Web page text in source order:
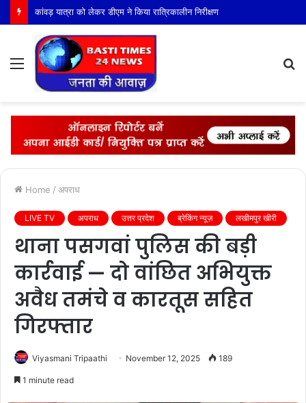
कांवड़ यात्रा को लेकर डीएम ने किया रात्रिकालीन निरीक्षण
Menu
Home / अपराध
LIVE TV अपराध उत्तर प्रदेश ब्रेकिंग न्यूज़ लखीमपुर खीरी
थाना पसगवां पुलिस की बड़ी
कार्रवाई — दो वांछित अभियुक्त
अवैध तमंचे व कारतूस सहित
गिरफ्तार
Viyasmani Tripaathi November 12, 2025 189
1 minute read